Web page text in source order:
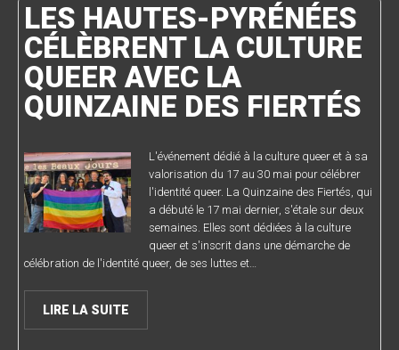
LES HAUTES-PYRÉNÉES
CÉLÈBRENT LA CULTURE
QUEER AVEC LA
QUINZAINE DES FIERTÉS
L'événement dédié à la culture queer et à sa
valorisation du 17 au 30 mai pour célébrer
l'identité queer. La Quinzaine des Fiertés, qui
a débuté le 17 mai dernier, s'étale sur deux
semaines. Elles sont dédiées à la culture
queer et s'inscrit dans une démarche de
célébration de l'identité queer, de ses luttes et…
LIRE LA SUITE